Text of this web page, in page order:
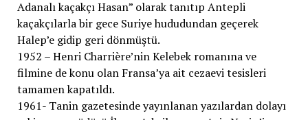
Adanalı kaçakçı Hasan” olarak tanıtıp Antepli
kaçakçılarla bir gece Suriye hududundan geçerek
Halep’e gidip geri dönmüştü.
1952 – Henri Charrière’nin Kelebek romanına ve
filmine de konu olan Fransa’ya ait cezaevi tesisleri
tamamen kapatıldı.
1961- Tanin gazetesinde yayınlanan yazılardan dolayı